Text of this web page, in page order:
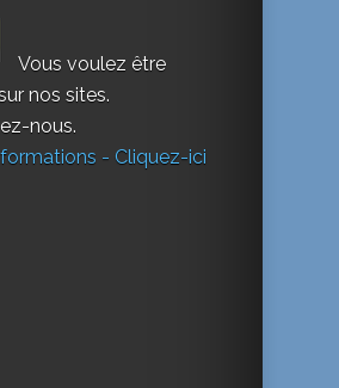
Vous voulez être
nos sites.
nous.
- Cliquez-ici